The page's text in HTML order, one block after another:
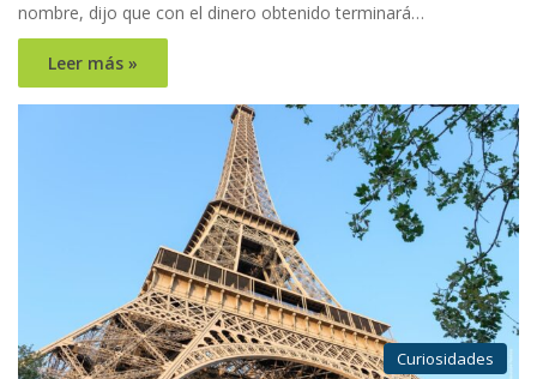
nombre, dijo que con el dinero obtenido terminará…
Leer más »
Curiosidades